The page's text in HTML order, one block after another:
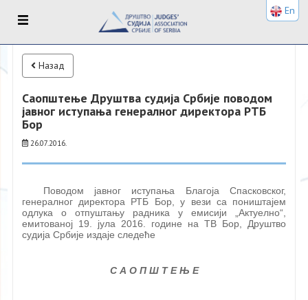
Назад
Саопштење Друштва судија Србије поводом
јавног иступања генералног директора РТБ
Бор
26.07.2016.
Поводом јавног иступања Благоја Спасковског,
генералног директора РТБ Бор, у вези са поништајем
одлука о отпуштању радника у емисији „Актуелно“,
емитованој 19. јула 2016. године на ТВ Бор, Друштво
судија Србије издаје следеће
С А О П Ш Т Е Њ Е
En